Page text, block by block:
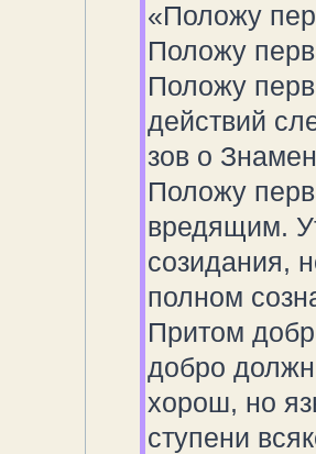
«Положу
Положу
Положу
действий
зов о
Положу
вредящим.
созидания,
полном
Притом
добро
хорош, но
ступени